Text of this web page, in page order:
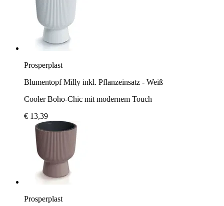
Prosperplast
Blumentopf Milly inkl. Pflanzeinsatz - Weiß
Cooler Boho-Chic mit modernem Touch
€ 13,39
Prosperplast